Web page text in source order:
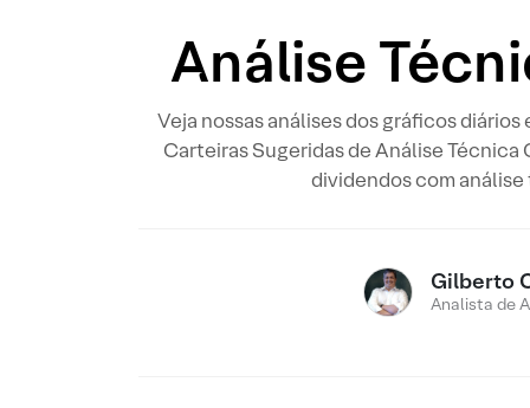
Análise
Veja nossas análises dos gráficos
Carteiras Sugeridas de Análise
dividendos com análise
Gilberto
Analista de